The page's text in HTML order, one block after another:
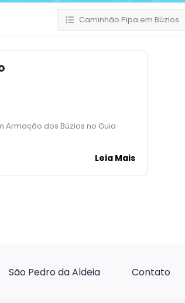
Caminhão Pipa em Búzios
Armação dos Búzios no Guia
Leia Mais
São Pedro da Aldeia Contato